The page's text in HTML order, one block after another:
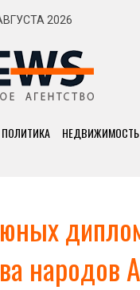
2026
ПОЛИТИКА НЕДВИЖИМОСТЬ
народов